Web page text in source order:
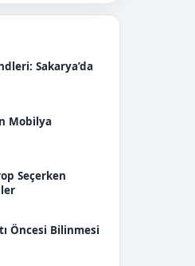
Sakarya’da
Mobilya
Seçerken
Öncesi Bilinmesi